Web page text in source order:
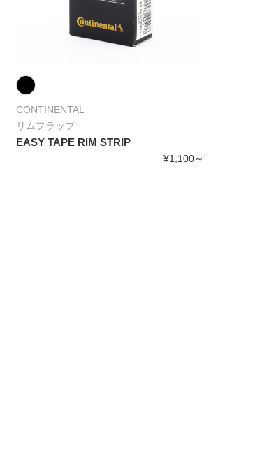
CONTINENTAL
リムフラップ
EASY TAPE RIM STRIP
¥1,100～